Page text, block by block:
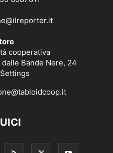
cooperativa
Bande Nere, 24